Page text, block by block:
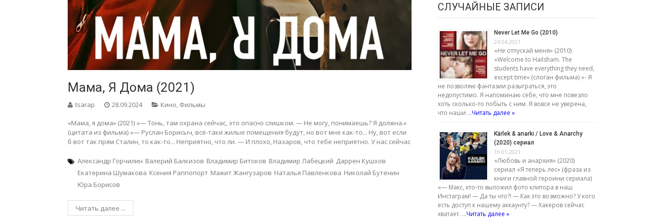
Мама, Я Дома (2021)
tsarap 28.09.2024 Кино Фильмы
«Мама, я дома» (2021) «— Тонь, там охрана сейчас, это опасно слишком. — Не могу, понимаешь? Я должна.»
(цитата из фильма) «— Руслан Борисыч, всё-таки жилые помещения будут, но вот мне как-то... Ну, вот если
б вот так прям Сталин, то как-то... Неприятно, что ли. — И плохо, Назаров, что тебе неприятно. У нас сейчас
Александр Горчилин Валерий Балкизов Владимир Битоков Владимир Лабецкий Даррен Кушхов
Екатерина Шумакова Ксения Раппопорт Мажит Жангузаров Наталья Павленкова Николай Бутенин
Юра Борисов
Читать далее ...
СЛУЧАЙНЫЕ ЗАПИСИ
Never Let Me Go (2010)
24.04.2021
«Не отпускай меня» (2010)
«Welcome to Hailsham. The
students have everything they need,
except time» (слоган фильма) «- Я
не позволяю фантазии разыграться, это
недопустимо. Я напоминаю себе, что мне повезло
хоть сколько-то побыть с ним. Я вовсе не уверена,
что наши …Читать далее »
Kärlek & anarki / Love & Anarchy
(2020) сериал
19.05.2021
«Любовь и анархия» (2020)
сериал «Я теперь лес» (фраза из
книги главной героини сериала)
«— Макс, кто-то выложил фото клитора в наш
Инстаграм! — Да ты что?! — Как это возможно? У кого
есть доступ к нашему аккаунту? — Хакеров сейчас
хватает. …Читать далее »